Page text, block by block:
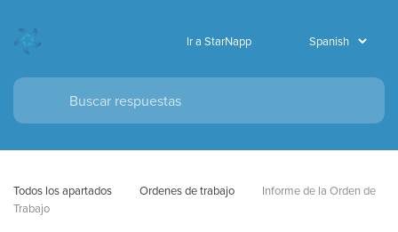
Ir a StarNapp
Todos los apartados Ordenes de trabajo
Informe de la Orden de
Trabajo